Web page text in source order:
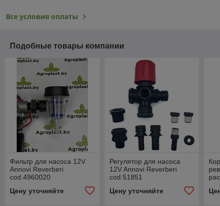
Все условия оплаты
Подобные товары компании
Фильтр для насоса 12V
Annovi Reverberi
cod.4960020
Цену уточняйте
Регулятор для насоса
12V Annovi Reverberi
cod.51851
Цену уточняйте